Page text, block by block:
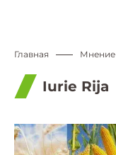
Главная Мнение
Iurie Rija